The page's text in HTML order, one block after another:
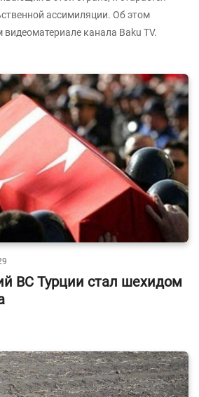
ассимиляции. Об этом
видеоматериале канала Baku TV.
ВС Турции стал шехидом